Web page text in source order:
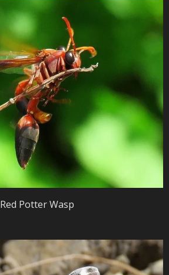
Red Potter Wasp